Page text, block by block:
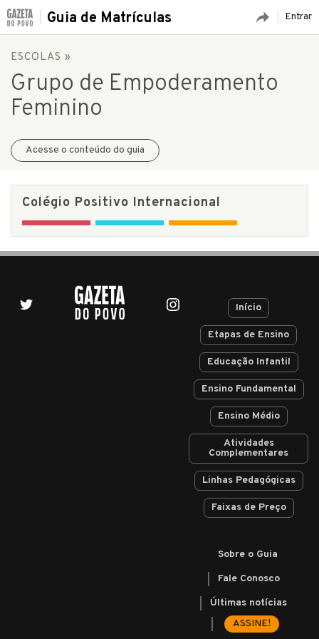
Entrar
Guia de Matrículas
ESCOLAS »
Grupo de Empoderamento
Feminino
Acesse o conteúdo do guia
Colégio Positivo Internacional
Início
Etapas de Ensino
Educação Infantil
Ensino Fundamental
Ensino Médio
Atividades
Complementares
Linhas Pedagógicas
Faixas de Preço
Sobre o Guia
Fale Conosco
Últimas notícias
ASSINE!